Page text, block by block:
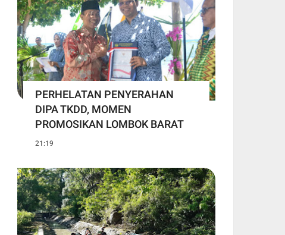
PERHELATAN PENYERAHAN
DIPA TKDD, MOMEN
PROMOSIKAN LOMBOK BARAT
21:19